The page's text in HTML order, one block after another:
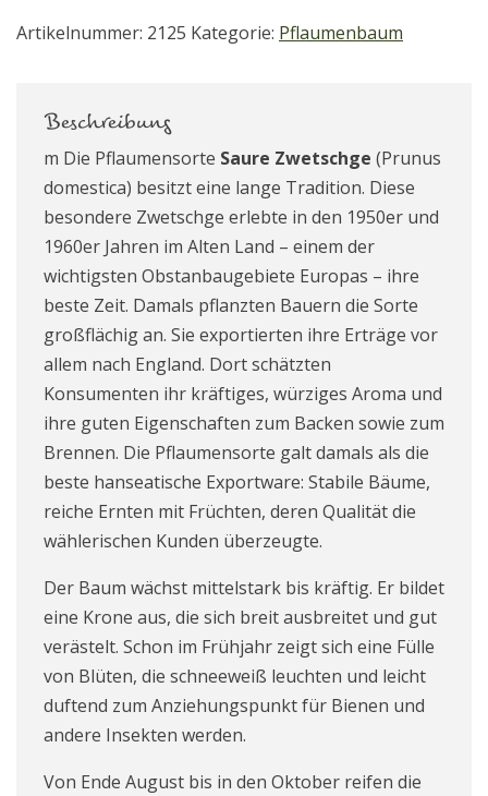
Artikelnummer: 2125 Kategorie: Pflaumenbaum
Beschreibung
m Die Pflaumensorte Saure Zwetschge (Prunus
domestica) besitzt eine lange Tradition. Diese
besondere Zwetschge erlebte in den 1950er und
1960er Jahren im Alten Land – einem der
wichtigsten Obstanbaugebiete Europas – ihre
beste Zeit. Damals pflanzten Bauern die Sorte
großflächig an. Sie exportierten ihre Erträge vor
allem nach England. Dort schätzten
Konsumenten ihr kräftiges, würziges Aroma und
ihre guten Eigenschaften zum Backen sowie zum
Brennen. Die Pflaumensorte galt damals als die
beste hanseatische Exportware: Stabile Bäume,
reiche Ernten mit Früchten, deren Qualität die
wählerischen Kunden überzeugte.
Der Baum wächst mittelstark bis kräftig. Er bildet
eine Krone aus, die sich breit ausbreitet und gut
verästelt. Schon im Frühjahr zeigt sich eine Fülle
von Blüten, die schneeweiß leuchten und leicht
duftend zum Anziehungspunkt für Bienen und
andere Insekten werden.
Von Ende August bis in den Oktober reifen die